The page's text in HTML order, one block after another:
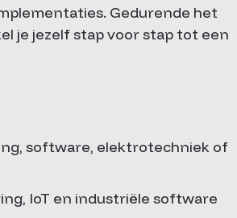
Gedurende het
je jezelf stap voor stap tot een
software, elektrotechniek of
IoT en industriële software